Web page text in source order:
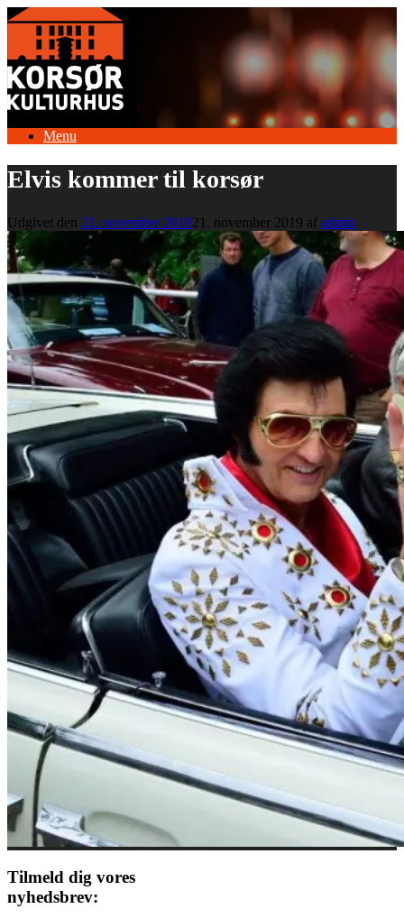
Gå
indhold
Menu
Elvis kommer til korsør
Udgivet den 21. november 201921. november 2019 af admin
Tilmeld dig vores
nyhedsbrev: